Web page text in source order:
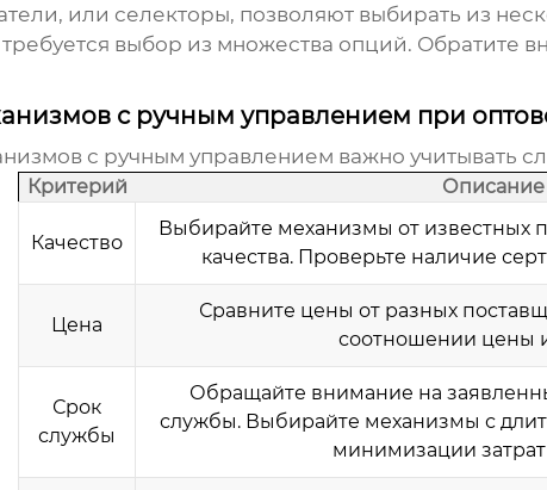
или селекторы, позволяют выбирать из
выбор из множества опций. Обратите
с ручным управлением при
с ручным управлением важно учитывать
Критерий Описание
Качество
Выбирайте механизмы от известных
качества. Проверьте наличие
Цена
Сравните цены от разных
соотношении цены
Срок
службы
Обращайте внимание на
службы. Выбирайте механизмы с
минимизации